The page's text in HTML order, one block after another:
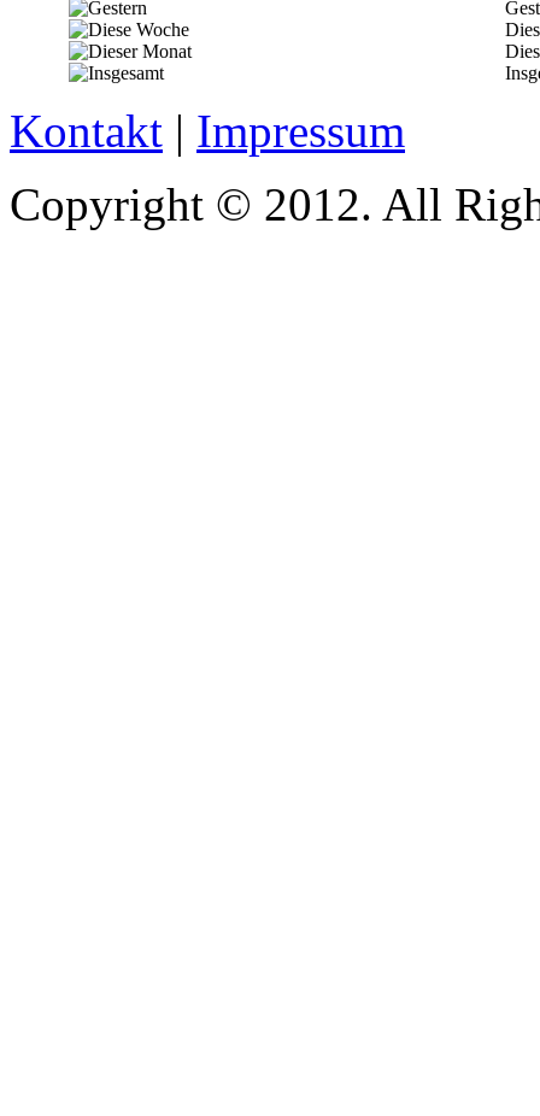
Kontakt | Impressum
Copyright © 2012. All